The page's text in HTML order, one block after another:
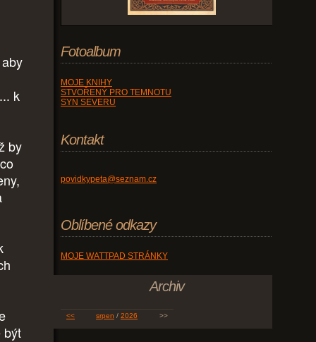
k
by
být
Fotoalbum
MOJE KNIHY
STVOŘENÝ PRO TEMNOTU
SYN SEVERU
Kontakt
povidkypeta@seznam.cz
Oblíbené odkazy
MOJE WATTPAD STRÁNKY
Archiv
<< srpen / 2026 >>